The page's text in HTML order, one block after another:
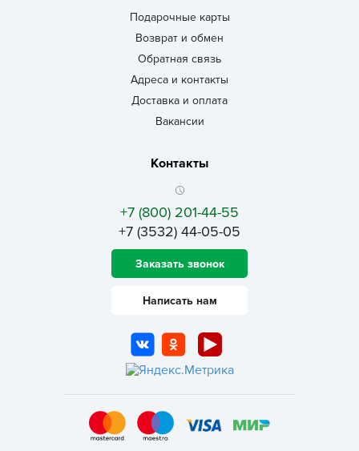
Подарочные карты
Возврат и обмен
Обратная связь
Адреса и контакты
Доставка и оплата
Вакансии
Контакты
+7 (800) 201-44-55
+7 (3532) 44-05-05
Заказать звонок
Написать нам